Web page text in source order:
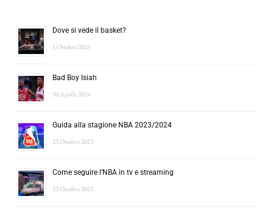
Dove si vede il basket?
1 Ottobre 2025
Bad Boy Isiah
30 Aprile 2024
Guida alla stagione NBA 2023/2024
23 Ottobre 2023
Come seguire l’NBA in tv e streaming
23 Ottobre 2023